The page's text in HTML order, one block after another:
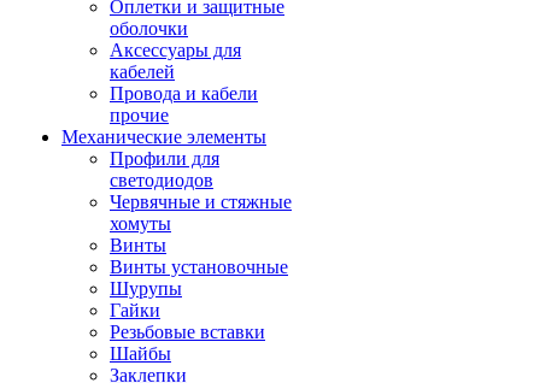
Оплетки и защитные
оболочки
Аксессуары для
кабелей
Провода и кабели
прочие
Механические элементы
Профили для
светодиодов
Червячные и стяжные
хомуты
Винты
Винты установочные
Шурупы
Гайки
Резьбовые вставки
Шайбы
Заклепки